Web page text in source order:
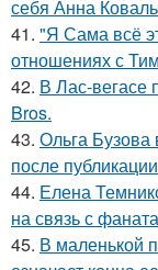
себя Анна
41. "Я Сама всё
отношениях с
42. В Лас-вегасе
Bros.
43. Ольга Бузова
после
44. Елена
на связь с
45. В маленькой